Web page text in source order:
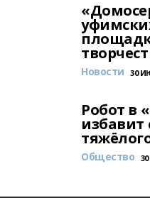
Новости 30
Робот в
избавит
Общество